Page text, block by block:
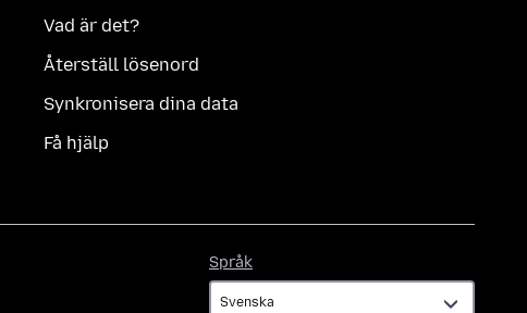
Vad är det?
Återställ lösenord
Synkronisera dina data
Få hjälp
Språk